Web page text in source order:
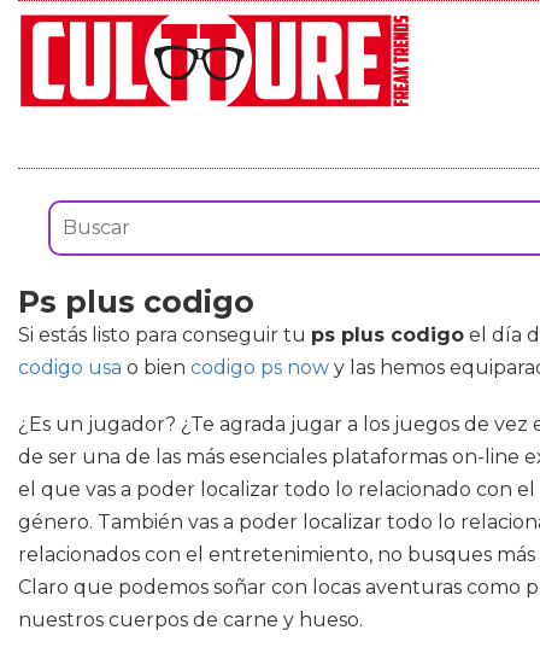
Ps plus codigo
Si estás listo para conseguir tu ps plus codigo el día
codigo usa o bien codigo ps now y las hemos
¿Es un jugador? ¿Te agrada jugar a los juegos de
de ser una de las más esenciales plataformas on-line
el que vas a poder localizar todo lo relacionado con
género. También vas a poder localizar todo lo
relacionados con el entretenimiento, no busques
Claro que podemos soñar con locas aventuras como
nuestros cuerpos de carne y hueso.